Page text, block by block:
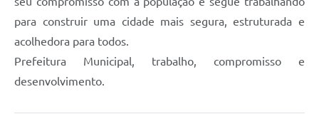
para construir uma cidade mais segura, estruturada e
acolhedora para todos.
Prefeitura Municipal, trabalho, compromisso e
desenvolvimento.